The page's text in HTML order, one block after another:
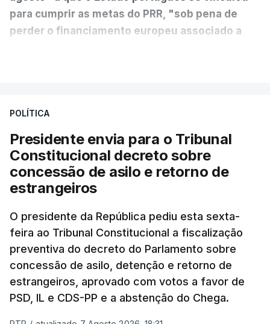
para cumprir as metas do PRR, "sob pena de
perder o financiamento europeu associado a
sistema mais simples, mais justo e transparente".
"Sempre que seja possível reduzir burocracias,
eliminar sobreposições e garantir que os apoios
chegam a quem mais necessita, estaremos a dar
um passo na direção certa", argumenta o
Presidente da República.
Assegurar que "ninguém é
prejudicado"
POLÍTICA
Presidente envia para o Tribunal
Constitucional decreto sobre
concessão de asilo e retorno de
estrangeiros
O presidente da República pediu esta sexta-
feira ao Tribunal Constitucional a fiscalização
preventiva do decreto do Parlamento sobre
concessão de asilo, detenção e retorno de
estrangeiros, aprovado com votos a favor de
PSD, IL e CDS-PP e a abstenção do Chega.